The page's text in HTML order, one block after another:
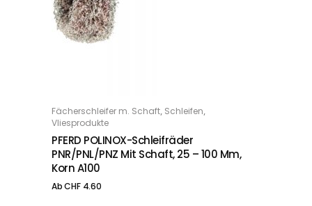
OPTIONS
Fächerschleifer m. Schaft, Schleifen,
Vliesprodukte
PFERD POLINOX-Schleifräder
PNR/PNL/PNZ Mit Schaft, 25 – 100 Mm,
Korn A100
AbCHF4.60